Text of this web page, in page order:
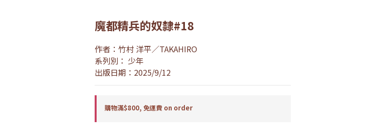
魔都精兵的奴隸#18
作者：竹村 洋平／TAKAHIRO
系列別： 少年
出版日期：2025/9/12
購物滿$800, 免運費 on order